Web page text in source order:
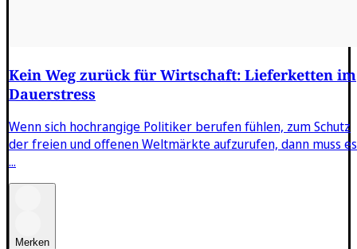
Kein Weg zurück für Wirtschaft: Lieferketten im
Dauerstress
Wenn sich hochrangige Politiker berufen fühlen, zum Schutz
der freien und offenen Weltmärkte aufzurufen, dann muss es
...
Merken